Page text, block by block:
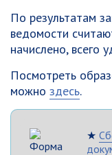
По результатам
ведомости
начислено, всего
Посмотреть
можно здесь.
★